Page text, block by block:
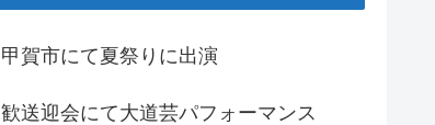
甲賀市にて夏祭りに出演
歓送迎会にて大道芸パフォーマンス